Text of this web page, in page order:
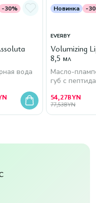
-30%
вода
Новинка -
EVERBY
Volumizing
8,5 мл
Масло-
губ с
54,27BYN
77,53BYN